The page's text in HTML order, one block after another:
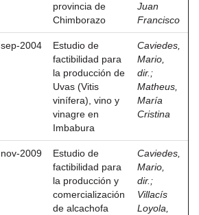
provincia de
Chimborazo
Juan
Francisco
sep-2004
Estudio de
factibilidad para
la producción de
Uvas (Vitis
vinífera), vino y
vinagre en
Imbabura
Caviedes,
Mario,
dir. ;
Matheus,
María
Cristina
nov-2009
Estudio de
factibilidad para
la producción y
comercialización
de alcachofa
Caviedes,
Mario,
dir. ;
Villacís
Loyola,